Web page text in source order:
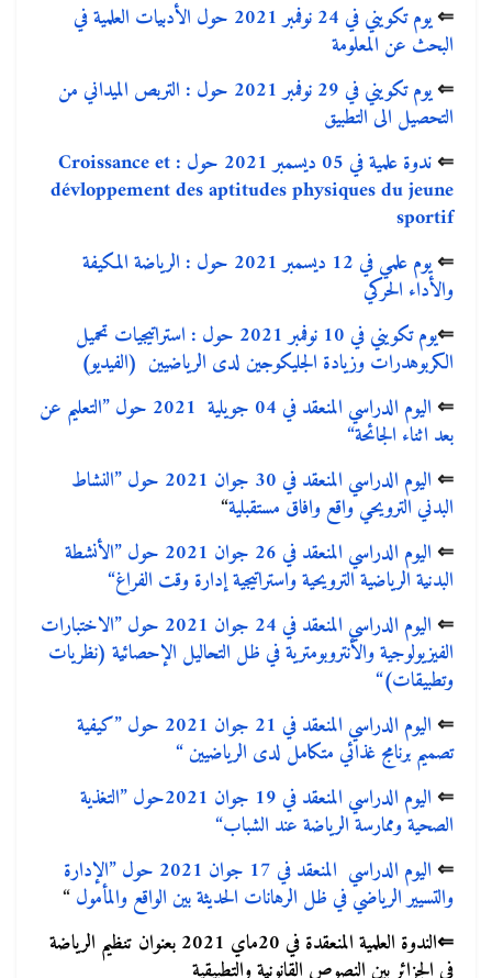
⇐
يوم تكويني في 24 نوفمبر 2021 حول الأدبيات العلمية في
البحث عن المعلومة
⇐
يوم تكويني في 29 نوفمبر 2021 حول : التربص الميداني من
التحصيل الى التطبيق
⇐
ندوة علمية في 05 ديسمبر 2021 حول : Croissance et
dévloppement des aptitudes physiques du jeune
sportif
⇐
يوم علمي في 12 ديسمبر 2021 حول : الرياضة المكيفة
والأداء الحركي
⇐
يوم تكويني في 10 نوفمبر 2021 حول : استراتيجيات تحميل
الكربوهدرات وزيادة الجليكوجين لدى الرياضيين (الفيديو)
⇐
اليوم الدراسي المنعقد في 04 جويلية 2021 حول ”التعليم عن
بعد اثناء الجائحة“
⇐
اليوم الدراسي المنعقد في 30 جوان 2021 حول ”النشاط
البدني الترويحي واقع وافاق مستقبلية“
⇐
اليوم الدراسي المنعقد في 26 جوان 2021 حول ”الأنشطة
البدنية الرياضية الترويحية واستراتيجية إدارة وقت الفراغ“
⇐
اليوم الدراسي المنعقد في 24 جوان 2021 حول ”الاختبارات
الفيزيولوجية والأنتروبومترية في ظل التحاليل الإحصائية (نظريات
وتطبيقات)“
⇐
اليوم الدراسي المنعقد في 21 جوان 2021 حول ”كيفية
تصميم برنامج غذائي متكامل لدى الرياضيين “
⇐
اليوم الدراسي المنعقد في 19 جوان 2021حول ”التغذية
الصحية وممارسة الرياضة عند الشباب“
⇐
اليوم الدراسي المنعقد في 17 جوان 2021 حول ”الإدارة
والتسيير الرياضي في ظل الرهانات الحديثة بين الواقع والمأمول“
⇐
الندوة العلمية المنعقدة في 20ماي 2021 بعنوان تنظيم الرياضة
في الجزائر بين النصوص القانونية والتطبيقية